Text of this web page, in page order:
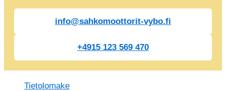
info@sahkomoottorit-vybo.fi
+4915 123 569 470
Tietolomake